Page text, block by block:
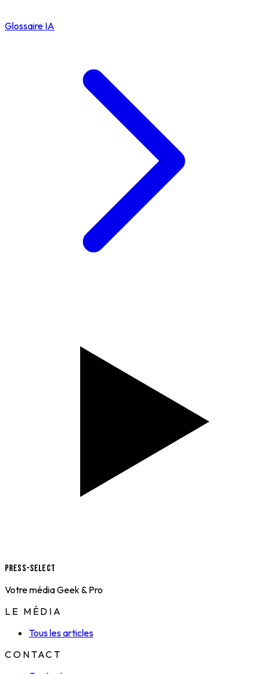
Glossaire IA
Press-Select
Votre média Geek & Pro
LE MÉDIA
Tous les articles
CONTACT